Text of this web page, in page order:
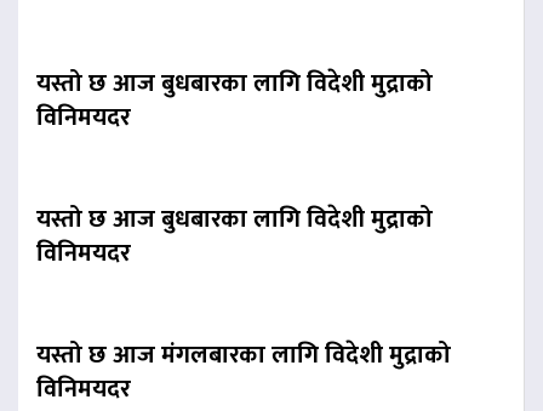
यस्तो छ आज बुधबारका लागि विदेशी मुद्राको
विनिमयदर
यस्तो छ आज बुधबारका लागि विदेशी मुद्राको
विनिमयदर
यस्तो छ आज मंगलबारका लागि विदेशी मुद्राको
विनिमयदर